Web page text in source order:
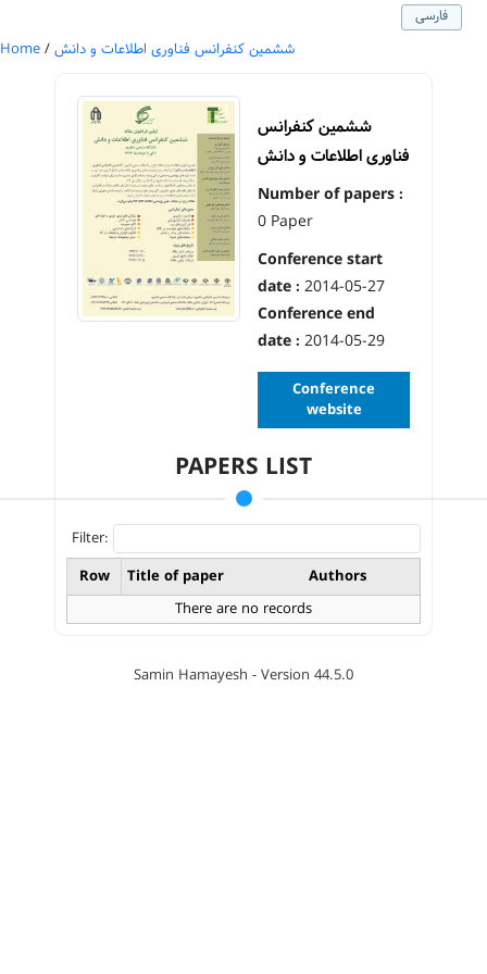
فارسی
Home / ششمین کنفرانس فناوری اطلاعات و دانش
ششمین کنفرانس
فناوری اطلاعات و دانش
Number of papers :
0 Paper
Conference start
date : 2014-05-27
Conference end
date : 2014-05-29
Conference
website
PAPERS LIST
Filter:
Row
Title of paper
Authors
There are no records
Samin Hamayesh - Version 44.5.0